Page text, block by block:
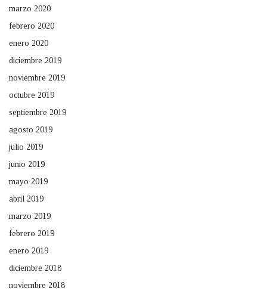
marzo 2020
febrero 2020
enero 2020
diciembre 2019
noviembre 2019
octubre 2019
septiembre 2019
agosto 2019
julio 2019
junio 2019
mayo 2019
abril 2019
marzo 2019
febrero 2019
enero 2019
diciembre 2018
noviembre 2018